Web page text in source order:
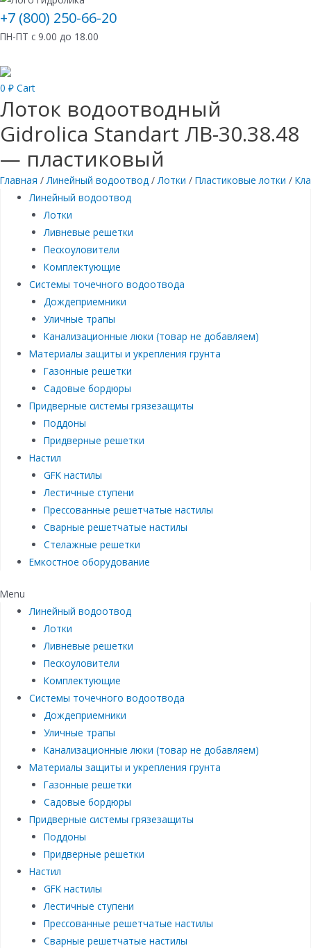
+7 (800) 250-66-20
ПН-ПТ с 9.00 до 18.00
0 ₽ Cart
Лоток водоотводный
Gidrolica Standart ЛВ-30.38.48
— пластиковый
Главная /Линейный водоотвод /Лотки / Пластиковые лотки /
Линейный водоотвод
Лотки
Ливневые решетки
Пескоуловители
Комплектующие
Системы точечного водоотвода
Дождеприемники
Уличные трапы
Канализационные люки (товар не добавляем)
Материалы защиты и укрепления грунта
Газонные решетки
Садовые бордюры
Придверные системы грязезащиты
Поддоны
Придверные решетки
Настил
GFK настилы
Лестичные ступени
Прессованные решетчатые настилы
Сварные решетчатые настилы
Стелажные решетки
Емкостное оборудование
Menu
Линейный водоотвод
Лотки
Ливневые решетки
Пескоуловители
Комплектующие
Системы точечного водоотвода
Дождеприемники
Уличные трапы
Канализационные люки (товар не добавляем)
Материалы защиты и укрепления грунта
Газонные решетки
Садовые бордюры
Придверные системы грязезащиты
Поддоны
Придверные решетки
Настил
GFK настилы
Лестичные ступени
Прессованные решетчатые настилы
Сварные решетчатые настилы